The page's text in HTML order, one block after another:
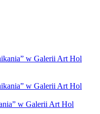
w Galerii Art Hol